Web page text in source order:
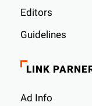
Editors
Guidelines
LINK
Ad Info